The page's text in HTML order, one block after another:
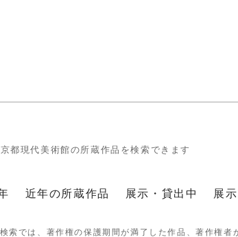
都現代美術館の所蔵作品を検索できます
近年の所蔵作品 展示・貸出中 展
索では、著作権の保護期間が満了した作品、著作権者